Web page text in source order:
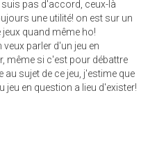
suis pas d'accord, ceux-là
une utilité! on est sur un
quand même ho!
veux parler d'un jeu en
même si c'est pour débattre
au sujet de ce jeu, j'estime que
jeu en question a lieu d'exister!